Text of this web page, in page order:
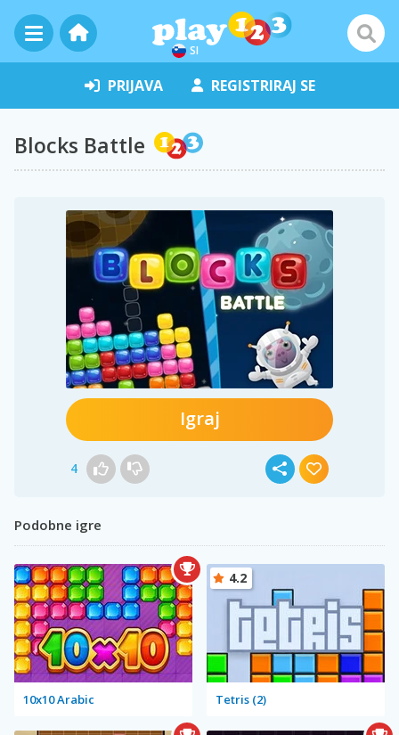
SI
PRIJAVA REGISTRIRAJ SE
Blocks Battle
Igraj
4
Podobne igre
10x10 Arabic Tetris (2)
4.2